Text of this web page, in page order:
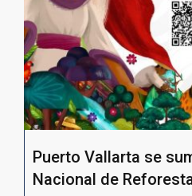
Puerto Vallarta se
Nacional de